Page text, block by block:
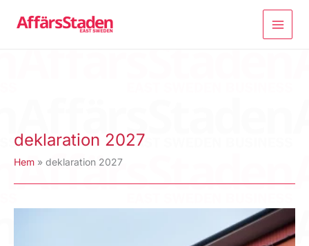
deklaration 2027
Hem deklaration 2027